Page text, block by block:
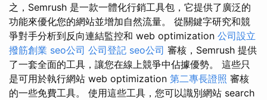
之，Semrush 是一款一體化行銷工具包，它提供了廣泛的
功能來優化您的網站並增加自然流量。 從關鍵字研究和競
爭對手分析到反向連結監控和 web optimization 公司設立
撥筋創業 seo公司 公司登記 seo公司 審核，Semrush 提供
了一套全面的工具，讓您在線上競爭中佔據優勢。 這些只
是可用於執行網站 web optimization 第二專長證照 審核
的一些免費工具。 使用這些工具，您可以識別網站 search